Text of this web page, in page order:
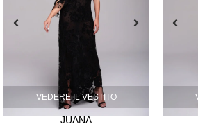
VEDERE IL VESTITO
JUANA